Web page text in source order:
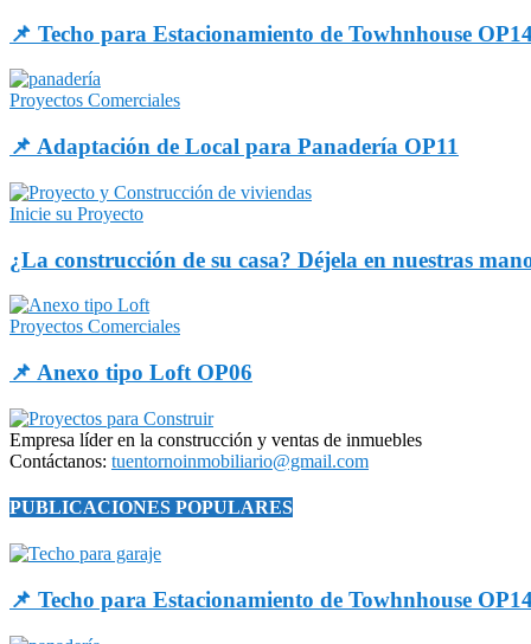
📌 Techo para Estacionamiento de Towhnhouse
Proyectos Comerciales
📌 Adaptación de Local para Panadería OP11
Inicie su Proyecto
¿La construcción de su casa? Déjela en nuestras
Proyectos Comerciales
📌 Anexo tipo Loft OP06
Empresa líder en la construcción y ventas de inmuebles
Contáctanos: tuentornoinmobiliario@gmail.com
PUBLICACIONES POPULARES
📌 Techo para Estacionamiento de Towhnhouse